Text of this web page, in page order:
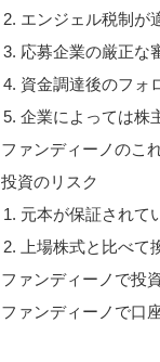
エンジェル税制が
応募企業の厳正な
資金調達後のフォ
企業によっては株
ファンディーノのこ
投資のリスク
元本が保証されて
上場株式と比べて
ファンディーノで投
ファンディーノで口